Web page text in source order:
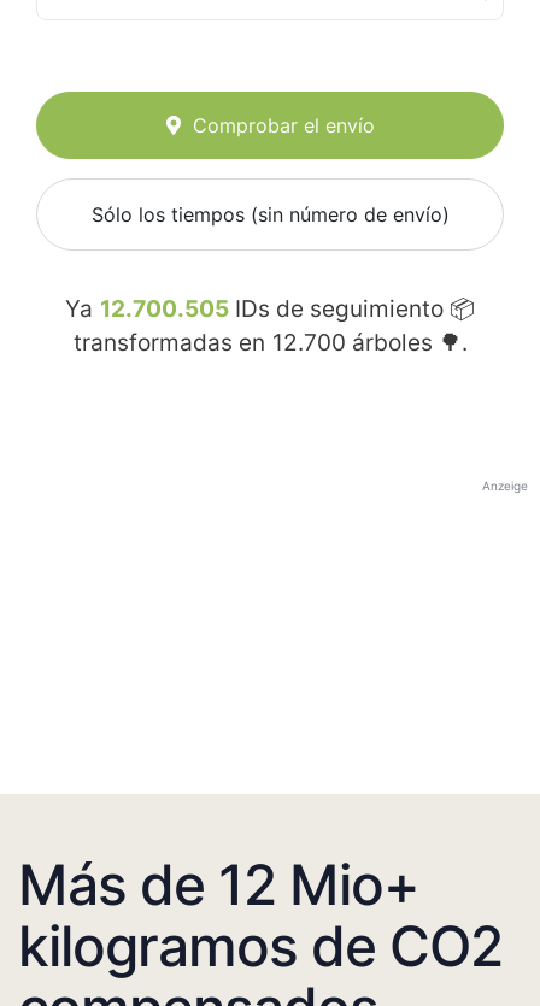
Comprobar el envío
Sólo los tiempos (sin número de envío)
Ya 12.700.505 IDs de seguimiento 📦
transformadas en 12.700 árboles 🌳.
Anzeige
Más de 12 Mio+
kilogramos de CO2